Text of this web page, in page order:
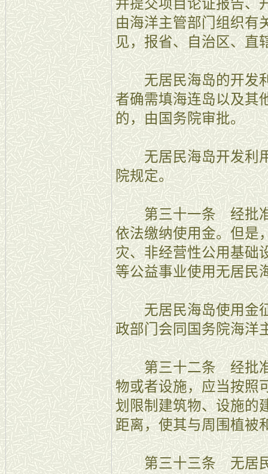
并提交项目论证报告、
由海洋主管部门组织有
见，报省、自治区、直
无居民海岛的开发利
者确需填海连岛以及其
的，由国务院审批。
无居民海岛开发利用
院规定。
第三十一条 经批准
依法缴纳使用金。但是
灾、非经营性公用基础
等公益事业使用无居民
无居民海岛使用金征
政部门会同国务院海洋
第三十二条 经批准
物或者设施，应当按照
划限制建筑物、设施的
距离，使其与周围植被
第三十三条 无居民